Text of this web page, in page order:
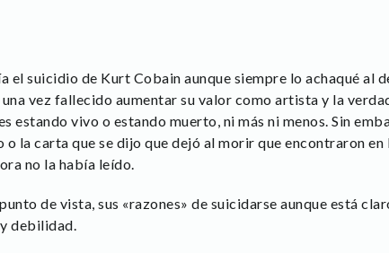
el suicidio de Kurt Cobain aunque siempre lo achaqué al
vez fallecido aumentar su valor como artista y la
estando vivo o estando muerto, ni más ni menos. Sin
o la carta que se dijo que dejó al morir que encontraron
no la había leído.
de vista, sus «razones» de suicidarse aunque está
debilidad.